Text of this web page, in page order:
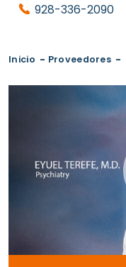
928-336-2090
Inicio - Proveedores -